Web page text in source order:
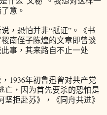
意。
恐怕并非“孤证”。《书
南侄子陈煌的文章即曾谈
事，其来路自不止一处
年初鲁迅曾对共产党
亡，因为首先要杀的恐怕是
坚拒赴苏》，《同舟共进》